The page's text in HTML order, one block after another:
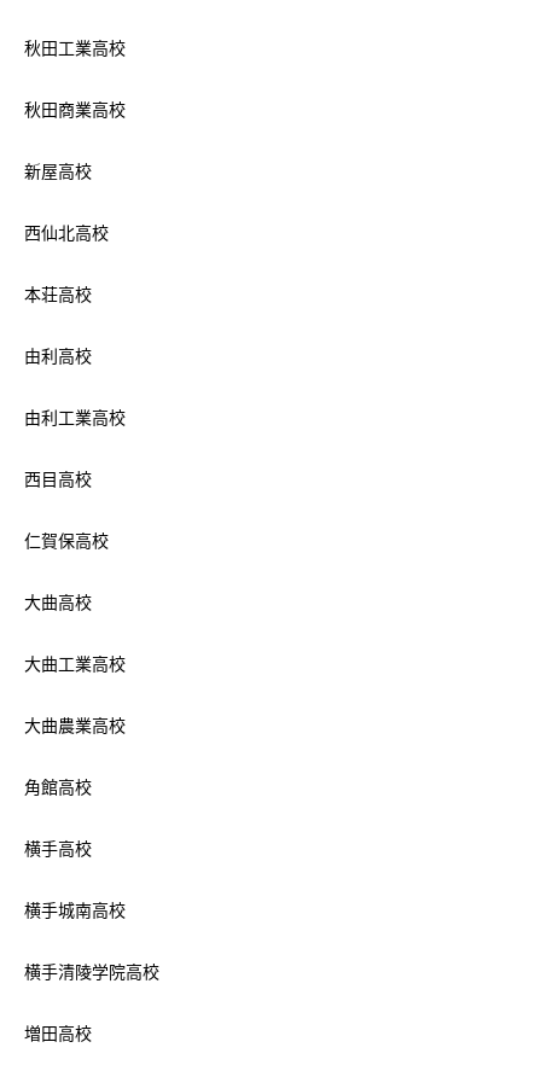
秋田工業高校
秋田商業高校
新屋高校
西仙北高校
本荘高校
由利高校
由利工業高校
西目高校
仁賀保高校
大曲高校
大曲工業高校
大曲農業高校
角館高校
横手高校
横手城南高校
横手清陵学院高校
増田高校